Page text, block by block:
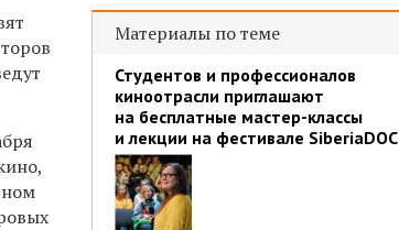
Материалы по теме
Студентов и профессионалов
киноотрасли приглашают
на бесплатные мастер-классы
и лекции на фестивале SiberiaDOC